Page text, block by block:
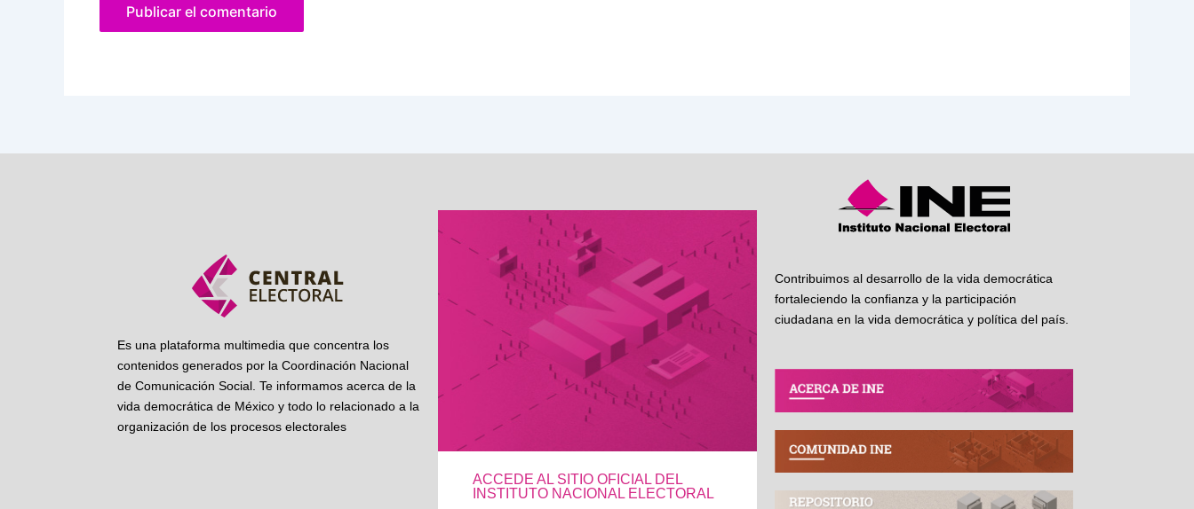
Es una plataforma multimedia que concentra los
contenidos generados por la Coordinación Nacional
de Comunicación Social. Te informamos acerca de la
vida democrática de México y todo lo relacionado a la
organización de los procesos electorales
ACCEDE AL SITIO OFICIAL DEL
INSTITUTO NACIONAL ELECTORAL
Contribuimos al desarrollo de la vida democrática
fortaleciendo la confianza y la participación
ciudadana en la vida democrática y política del país.